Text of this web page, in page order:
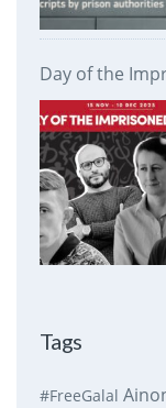
Day of the
Tags
#FreeGalal